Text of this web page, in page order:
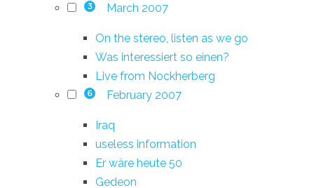
3 March 2007
On the stereo, listen as we go
Was interessiert so einen?
Live from Nockherberg
6 February 2007
Iraq
useless information
Er wäre heute 50
Gedeon